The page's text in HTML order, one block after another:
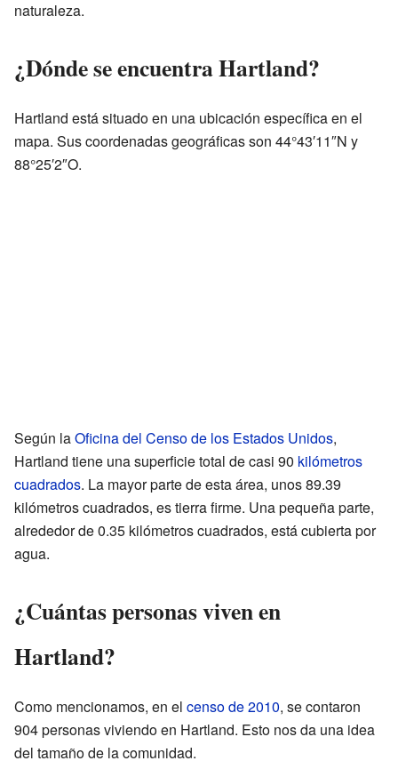
naturaleza.
¿Dónde se encuentra Hartland?
Hartland está situado en una ubicación específica en el
mapa. Sus coordenadas geográficas son 44°43′11″N y
88°25′2″O.
Según laOficina del Censo de los Estados Unidos,
Hartland tiene una superficie total de casi 90 kilómetros
cuadrados. La mayor parte de esta área, unos 89.39
kilómetros cuadrados, es tierra firme. Una pequeña parte,
alrededor de 0.35 kilómetros cuadrados, está cubierta por
agua.
¿Cuántas personas viven en
Hartland?
Como mencionamos, en el censo de 2010, se contaron
904 personas viviendo en Hartland. Esto nos da una idea
del tamaño de la comunidad.